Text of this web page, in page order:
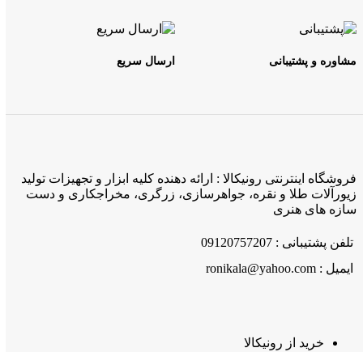
مشاوره و پشتیبانی ارسال سریع
فروشگاه اینترنتی رونیکالا : ارائه دهنده کلیه ابزار و تجهیزات تولید
زیورآلات طلا و نقره، جواهرسازی، زرگری، مخراجکاری و دست
سازه های هنری
تلفن پشتیبانی : 09120757207
ایمیل : ronikala@yahoo.com
خرید از رونیکالا